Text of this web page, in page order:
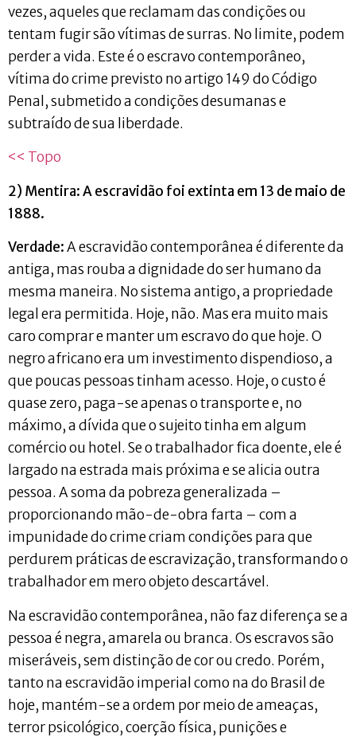
vezes, aqueles que reclamam das condições ou
tentam fugir são vítimas de surras. No limite, podem
perder a vida. Este é o escravo contemporâneo,
vítima do crime previsto no artigo 149 do Código
Penal, submetido a condições desumanas e
subtraído de sua liberdade.
<< Topo
2) Mentira: A escravidão foi extinta em 13 de maio de
1888.
Verdade:A escravidão contemporânea é diferente da
antiga, mas rouba a dignidade do ser humano da
mesma maneira. No sistema antigo, a propriedade
legal era permitida. Hoje, não. Mas era muito mais
caro comprar e manter um escravo do que hoje. O
negro africano era um investimento dispendioso, a
que poucas pessoas tinham acesso. Hoje, o custo é
quase zero, paga-se apenas o transporte e, no
máximo, a dívida que o sujeito tinha em algum
comércio ou hotel. Se o trabalhador fica doente, ele é
largado na estrada mais próxima e se alicia outra
pessoa. A soma da pobreza generalizada –
proporcionando mão-de-obra farta – com a
impunidade do crime criam condições para que
perdurem práticas de escravização, transformando o
trabalhador em mero objeto descartável.
Na escravidão contemporânea, não faz diferença se a
pessoa é negra, amarela ou branca. Os escravos são
miseráveis, sem distinção de cor ou credo. Porém,
tanto na escravidão imperial como na do Brasil de
hoje, mantém-se a ordem por meio de ameaças,
terror psicológico, coerção física, punições e